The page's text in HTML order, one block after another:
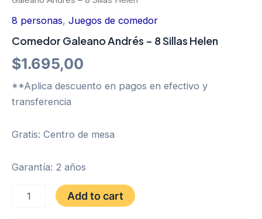
8 personas, Juegos de comedor
Comedor Galeano Andrés – 8 Sillas Helen
$1.695,00
**Aplica descuento en pagos en efectivo y
transferencia
Gratis: Centro de mesa
Garantía: 2 años
Galeano
Add to cart